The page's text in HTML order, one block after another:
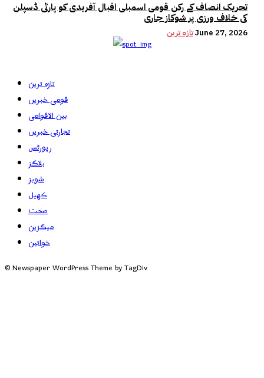
تحریک انصاف کے رکن قومی اسمبلی اقبال آفریدی کو پارٹی ڈسپلن
کی خلاف ورزی پر شوکاز جاری
تازہ ترینJune 27, 2026
تازہ ترین
قومی خبریں
بین الاقوامی
تجارتی خبریں
رپورٹس
بلاگز
شوبز
کھیل
صحت
میگزین
خواتین
© Newspaper WordPress Theme by TagDiv